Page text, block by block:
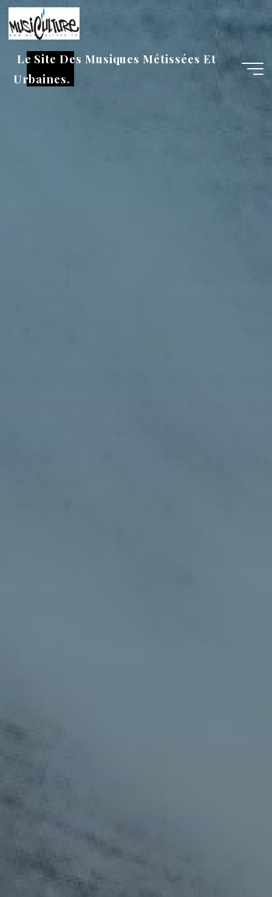
Aller
au
contenu
Le Site Des Musiques Métissées Et
Urbaines.